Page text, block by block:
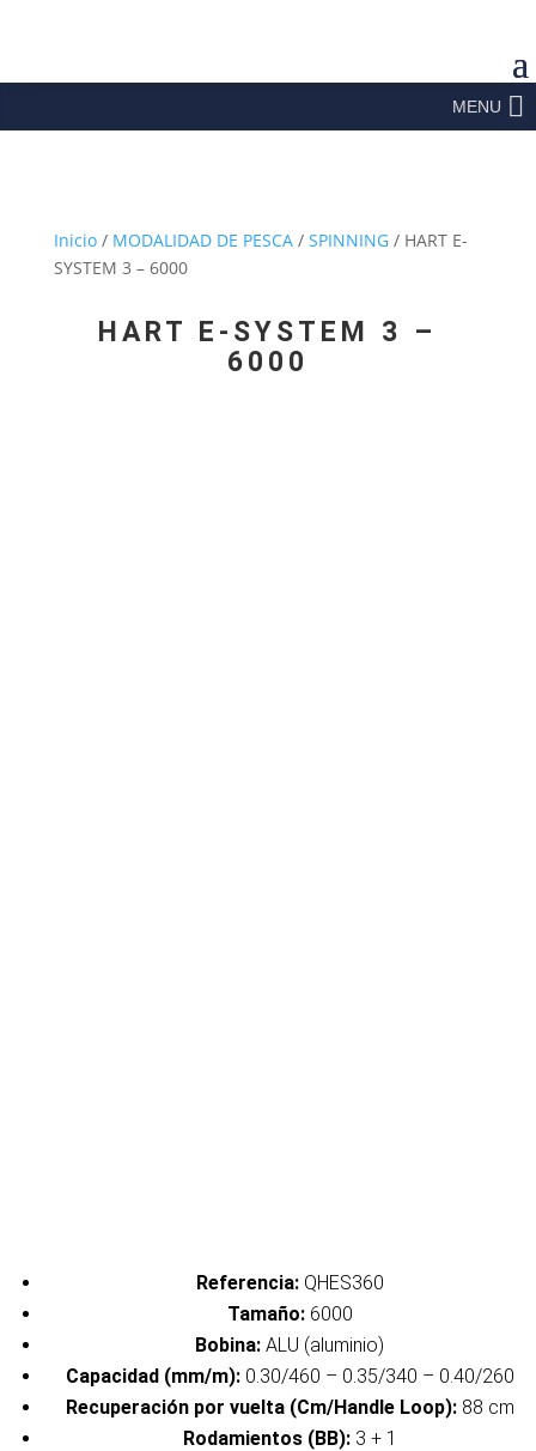
MENU
Inicio/ MODALIDAD DE PESCA/ SPINNING/ HART E-
SYSTEM 3 – 6000
HART E-SYSTEM 3 –
6000
Referencia:QHES360
Tamaño:6000
Bobina: ALU (aluminio)
Capacidad (mm/m):0.30/460 – 0.35/340 – 0.40/260
Recuperación por vuelta (Cm/Handle Loop):88 cm
Rodamientos (BB):3 + 1